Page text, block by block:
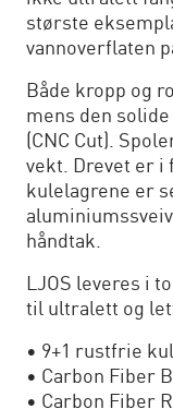
største
vannoverflaten
Både kropp og
mens den
(CNC Cut).
vekt. Drevet er i
kulelagrene er
håndtak.
LJOS leveres i
til ultralett og
• 9+1 rustfrie
• Carbon Fiber
• Carbon Fiber